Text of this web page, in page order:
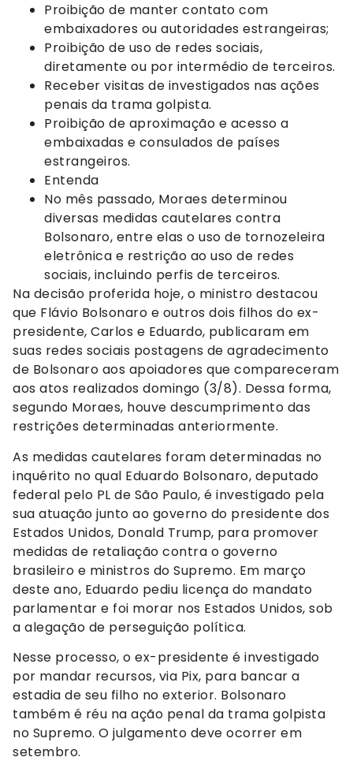
Proibição de manter contato com
embaixadores ou autoridades estrangeiras;
Proibição de uso de redes sociais,
diretamente ou por intermédio de terceiros.
Receber visitas de investigados nas ações
penais da trama golpista.
Proibição de aproximação e acesso a
embaixadas e consulados de países
estrangeiros.
Entenda
No mês passado, Moraes determinou
diversas medidas cautelares contra
Bolsonaro, entre elas o uso de tornozeleira
eletrônica e restrição ao uso de redes
sociais, incluindo perfis de terceiros.
Na decisão proferida hoje, o ministro destacou
que Flávio Bolsonaro e outros dois filhos do ex-
presidente, Carlos e Eduardo, publicaram em
suas redes sociais postagens de agradecimento
de Bolsonaro aos apoiadores que compareceram
aos atos realizados domingo (3/8). Dessa forma,
segundo Moraes, houve descumprimento das
restrições determinadas anteriormente.
As medidas cautelares foram determinadas no
inquérito no qual Eduardo Bolsonaro, deputado
federal pelo PL de São Paulo, é investigado pela
sua atuação junto ao governo do presidente dos
Estados Unidos, Donald Trump, para promover
medidas de retaliação contra o governo
brasileiro e ministros do Supremo. Em março
deste ano, Eduardo pediu licença do mandato
parlamentar e foi morar nos Estados Unidos, sob
a alegação de perseguição política.
Nesse processo, o ex-presidente é investigado
por mandar recursos, via Pix, para bancar a
estadia de seu filho no exterior. Bolsonaro
também é réu na ação penal da trama golpista
no Supremo. O julgamento deve ocorrer em
setembro.